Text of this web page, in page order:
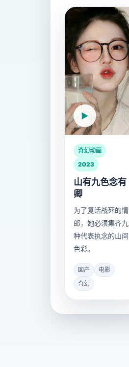
奇幻动画
2023
山有九色念有
卿
为了复活战死的情
郎，她必须集齐九
种代表执念的山间
色彩。
国产
电影
奇幻